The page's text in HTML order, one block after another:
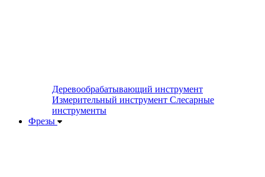
Деревообрабатывающий инструмент
Измерительный инструмент Слесарные
инструменты
Фрезы